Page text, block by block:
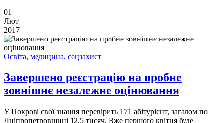
01
Лют
2017
Освіта, медицина, соцзахист
Завершено реєстрацію на пробне
зовнішнє незалежне оцінювання
У Покрові свої знання перевірить 171 абітурієнт, загалом по
Дніпропетровщині 12,5 тисяч. Вже першого квітня буде